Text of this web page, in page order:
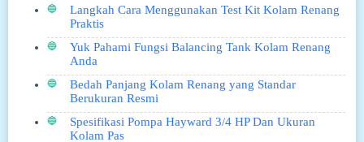
Langkah Cara Menggunakan Test Kit Kolam Renang
Praktis
Yuk Pahami Fungsi Balancing Tank Kolam Renang
Anda
Bedah Panjang Kolam Renang yang Standar
Berukuran Resmi
Spesifikasi Pompa Hayward 3/4 HP Dan Ukuran
Kolam Pas